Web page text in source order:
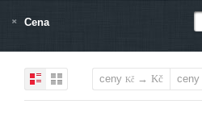
Cena
ceny Kč → Kč ceny